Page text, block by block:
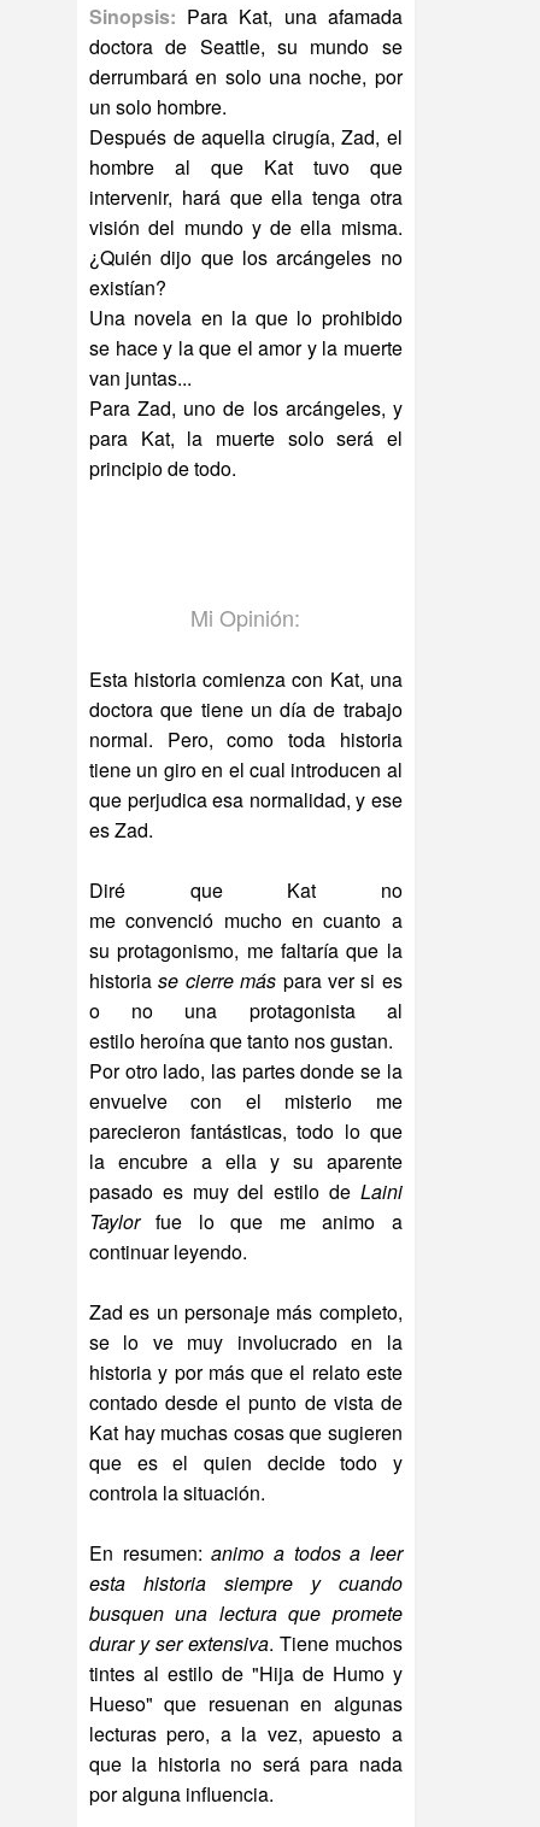
Sinopsis: Para Kat, una afamada
doctora de Seattle, su mundo se
derrumbará en solo una noche, por
un solo hombre.
Después de aquella cirugía, Zad, el
hombre al que Kat tuvo que
intervenir, hará que ella tenga otra
visión del mundo y de ella misma.
¿Quién dijo que los arcángeles no
existían?
Una novela en la que lo prohibido
se hace y la que el amor y la muerte
van juntas...
Para Zad, uno de los arcángeles, y
para Kat, la muerte solo será el
principio de todo.
Mi Opinión:
Esta historia comienza con Kat, una
doctora que tiene un día de trabajo
normal. Pero, como toda historia
tiene un giro en el cual introducen al
que perjudica esa normalidad, y ese
es Zad.
Diré que Kat no
me convenció mucho en cuanto a
su protagonismo, me faltaría que la
historiase cierre más para ver si es
o no una protagonista al
estilo heroína que tanto nos gustan.
Por otro lado, las partes donde se la
envuelve con el misterio me
parecieron fantásticas, todo lo que
la encubre a ella y su aparente
pasado es muy del estilo de Laini
Taylorfue lo que me animo a
continuar leyendo.
Zad es un personaje más completo,
se lo ve muy involucrado en la
historia y por más que el relato este
contado desde el punto de vista de
Kat hay muchas cosas que sugieren
que es el quien decide todo y
controla la situación.
En resumen: animo a todos a leer
esta historia siempre y cuando
busquen una lectura que promete
durar y ser extensiva. Tiene muchos
tintes al estilo de "Hija de Humo y
Hueso" que resuenan en algunas
lecturas pero, a la vez, apuesto a
que la historia no será para nada
por alguna influencia.